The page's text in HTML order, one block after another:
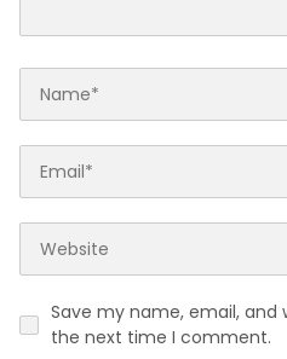
Save my name, email, and
the next time I comment.